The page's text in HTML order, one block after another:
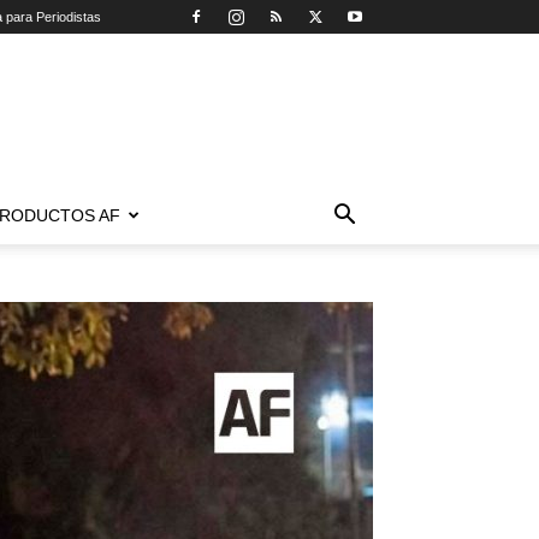
para Periodistas
AF